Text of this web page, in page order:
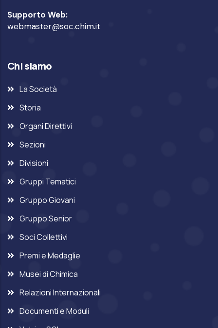
Supporto Web:
webmaster@soc.chim.it
Chi siamo
La Società
Storia
Organi Direttivi
Sezioni
Divisioni
Gruppi Tematici
Gruppo Giovani
Gruppo Senior
Soci Collettivi
Premi e Medaglie
Musei di Chimica
Relazioni Internazionali
Documenti e Moduli